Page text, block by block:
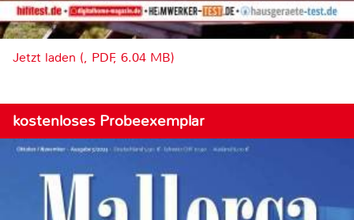
Jetzt laden (, PDF, 6.04 MB)
kostenloses Probeexemplar